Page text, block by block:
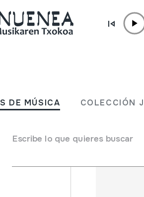
DE MÚSICA COLECCIÓN
Escribe lo que quieres buscar